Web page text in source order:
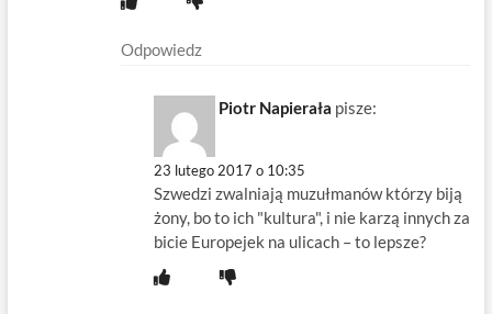
Odpowiedz
Piotr Napierała pisze:
23 lutego 2017 o 10:35
Szwedzi zwalniają muzułmanów którzy biją
żony, bo to ich "kultura", i nie karzą innych za
bicie Europejek na ulicach – to lepsze?